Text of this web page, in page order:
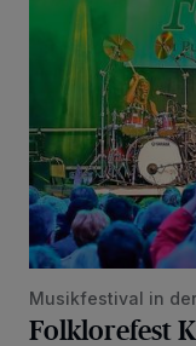
Musikfestival in
Folklorefest